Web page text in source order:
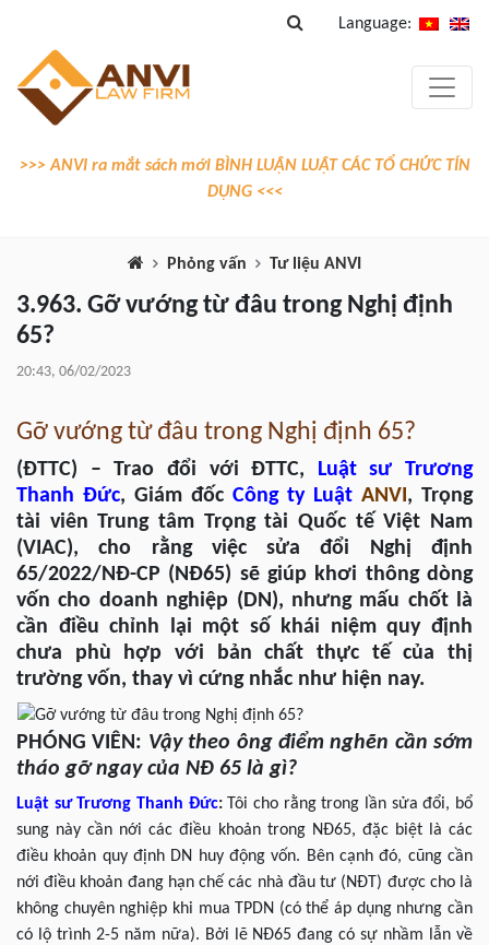
Language:
>>> ANVI ra mắt sách mới BÌNH LUẬN LUẬT CÁC TỔ CHỨC TÍN
DỤNG <<<
Phỏng vấn Tư liệu ANVI
3.963. Gỡ vướng từ đâu trong Nghị định
65?
20:43, 06/02/2023
Gỡ vướng từ đâu trong Nghị định 65?
(ĐTTC) – Trao đổi với ĐTTC, Luật sư Trương
Thanh Đức, Giám đốc Công ty Luật ANVI, Trọng
tài viên Trung tâm Trọng tài Quốc tế Việt Nam
(VIAC), cho rằng việc sửa đổi Nghị định
65/2022/NĐ-CP (NĐ65) sẽ giúp khơi thông dòng
vốn cho doanh nghiệp (DN), nhưng mấu chốt là
cần điều chỉnh lại một số khái niệm quy định
chưa phù hợp với bản chất thực tế của thị
trường vốn, thay vì cứng nhắc như hiện nay.
PHÓNG VIÊN: Vậy theo ông điểm nghẽn cần sớm
tháo gỡ ngay của NĐ 65 là gì?
Luật sư Trương Thanh Đức:Tôi cho rằng trong lần sửa đổi, bổ
sung này cần nới các điều khoản trong NĐ65, đặc biệt là các
điều khoản quy định DN huy động vốn. Bên cạnh đó, cũng cần
nới điều khoản đang hạn chế các nhà đầu tư (NĐT) được cho là
không chuyên nghiệp khi mua TPDN (có thể áp dụng nhưng cần
có lộ trình 2-5 năm nữa). Bởi lẽ NĐ65 đang có sự nhầm lẫn về